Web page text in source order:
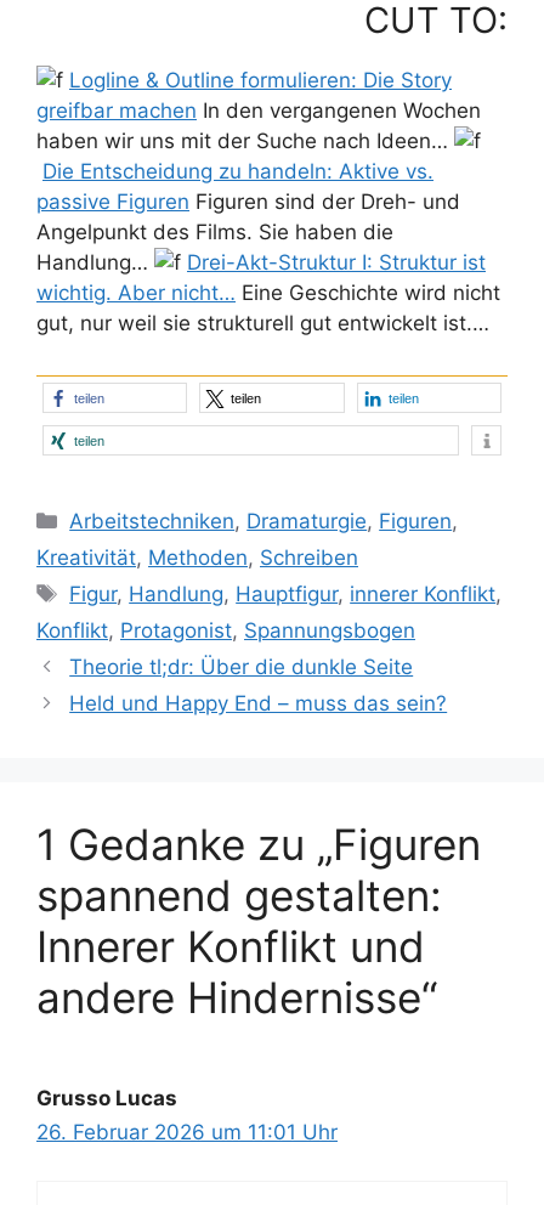
CUT TO:
Logline & Outline formulieren: Die Story
greifbar machen In den vergangenen Wochen
haben wir uns mit der Suche nach Ideen…
Die Entscheidung zu handeln: Aktive vs.
passive Figuren Figuren sind der Dreh- und
Angelpunkt des Films. Sie haben die
Handlung…
Drei-Akt-Struktur I: Struktur ist
wichtig. Aber nicht… Eine Geschichte wird nicht
gut, nur weil sie strukturell gut entwickelt ist.…
teilen teilen teilen
teilen
Kategorien
Arbeitstechniken, Dramaturgie, Figuren,
Kreativität, Methoden, Schreiben
Schlagwörter
Figur, Handlung, Hauptfigur, innerer Konflikt,
Konflikt, Protagonist, Spannungsbogen
Theorie tl;dr: Über die dunkle Seite
Held und Happy End – muss das sein?
1 Gedanke zu „Figuren
spannend gestalten:
Innerer Konflikt und
andere Hindernisse“
Grusso Lucas
26. Februar 2026 um 11:01 Uhr